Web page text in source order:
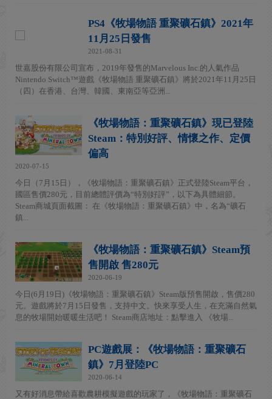
PS4《牧場物語 重聚礦石鎮》2021年
11月25日發售
2021-08-31
世嘉股份有限公司宣布，2019年發售的Marvelous Inc.的人氣作品
Nintendo Switch™遊戲《牧場物語 重聚礦石鎮》將於2021年11月25日
（四）在香港、台灣、韓國、東南亞等亞洲...
《牧場物語：重聚礦石鎮》現已登陸
Steam：特別好評、情懷之作、定價
偏高
2020-07-15
今日（7月15日），《牧場物語：重聚礦石鎮》正式登陸Steam平台，
國區售價280元，目前總體評價為“特別好評”，以下為具體細節。
Steam商城頁面截圖： 在《牧場物語：重聚礦石鎮》中，名為“礦石
鎮...
《牧場物語：重聚礦石鎮》Steam預
售開啟 售280元
2020-06-19
今日(6月19日)《牧場物語：重聚礦石鎮》Steam版預售開啟，售價280
元。遊戲將於7月15日發售，支持中文。快來享受人生，在充滿自然氣
息的牧場開始暖暖生活吧！ Steam商店地址：點擊進入 《牧場...
PC遊戲展：《牧場物語：重聚礦石
鎮》7月登陸PC
2020-06-14
又有好消息帶給喜歡農耕模擬遊戲的玩家了，《牧場物語：重聚礦石